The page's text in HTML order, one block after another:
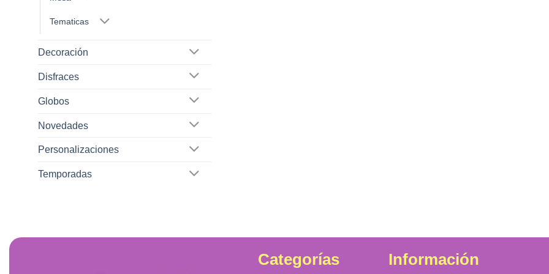
Tematicas
Decoración
Disfraces
Globos
Novedades
Personalizaciones
Temporadas
Categorías Información